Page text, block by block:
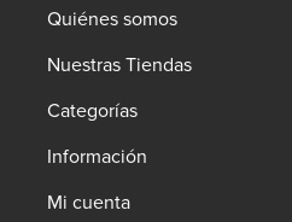
Quiénes somos
Nuestras Tiendas
Categorías
Información
Mi cuenta